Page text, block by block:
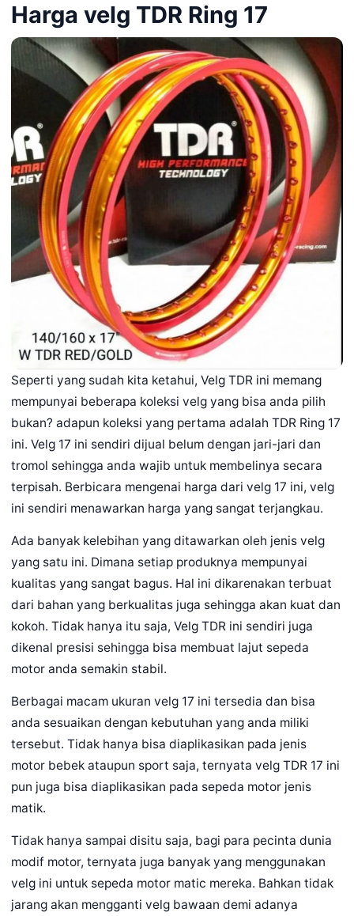
Harga velg TDR Ring 17
Seperti yang sudah kita ketahui, Velg TDR ini memang
mempunyai beberapa koleksi velg yang bisa anda pilih
bukan? adapun koleksi yang pertama adalah TDR Ring 17
ini. Velg 17 ini sendiri dijual belum dengan jari-jari dan
tromol sehingga anda wajib untuk membelinya secara
terpisah. Berbicara mengenai harga dari velg 17 ini, velg
ini sendiri menawarkan harga yang sangat terjangkau.
Ada banyak kelebihan yang ditawarkan oleh jenis velg
yang satu ini. Dimana setiap produknya mempunyai
kualitas yang sangat bagus. Hal ini dikarenakan terbuat
dari bahan yang berkualitas juga sehingga akan kuat dan
kokoh. Tidak hanya itu saja, Velg TDR ini sendiri juga
dikenal presisi sehingga bisa membuat lajut sepeda
motor anda semakin stabil.
Berbagai macam ukuran velg 17 ini tersedia dan bisa
anda sesuaikan dengan kebutuhan yang anda miliki
tersebut. Tidak hanya bisa diaplikasikan pada jenis
motor bebek ataupun sport saja, ternyata velg TDR 17 ini
pun juga bisa diaplikasikan pada sepeda motor jenis
matik.
Tidak hanya sampai disitu saja, bagi para pecinta dunia
modif motor, ternyata juga banyak yang menggunakan
velg ini untuk sepeda motor matic mereka. Bahkan tidak
jarang akan mengganti velg bawaan demi adanya